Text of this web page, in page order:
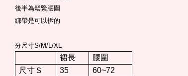
後半為鬆緊腰圍
綁帶是可以拆的
分尺寸S/M/L/XL
裙長
腰圍
尺寸Ｓ
35
60~72